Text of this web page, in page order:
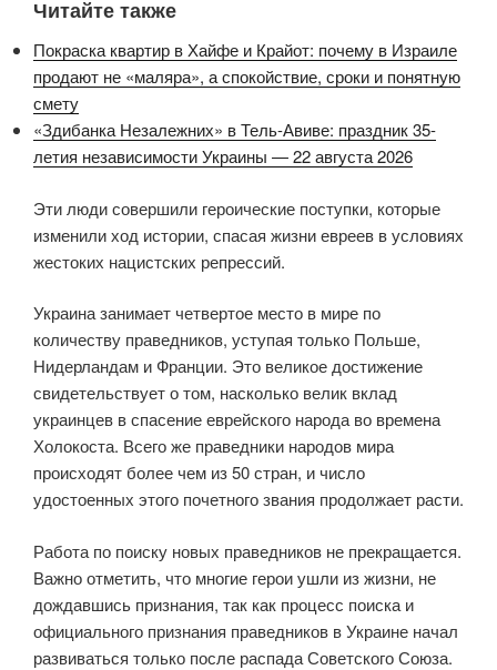
Читайте также
Покраска квартир в Хайфе и Крайот: почему в Израиле
продают не «маляра», а спокойствие, сроки и понятную
смету
«Здибанка Незалежних» в Тель-Авиве: праздник 35-
летия независимости Украины — 22 августа 2026
Эти люди совершили героические поступки, которые
изменили ход истории, спасая жизни евреев в условиях
жестоких нацистских репрессий.
Украина занимает четвертое место в мире по
количеству праведников, уступая только Польше,
Нидерландам и Франции. Это великое достижение
свидетельствует о том, насколько велик вклад
украинцев в спасение еврейского народа во времена
Холокоста. Всего же праведники народов мира
происходят более чем из 50 стран, и число
удостоенных этого почетного звания продолжает расти.
Работа по поиску новых праведников не прекращается.
Важно отметить, что многие герои ушли из жизни, не
дождавшись признания, так как процесс поиска и
официального признания праведников в Украине начал
развиваться только после распада Советского Союза.